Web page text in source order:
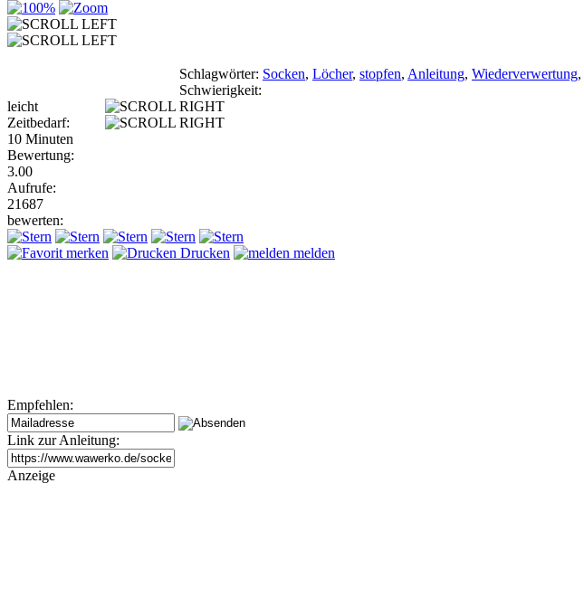
Schlagwörter: Socken, Löcher, stopfen, Anleitung, Wiederverwertung,
Schwierigkeit:
leicht
Zeitbedarf:
10 Minuten
Bewertung:
3.00
Aufrufe:
21687
bewerten:
merken Drucken melden
Empfehlen:
Link zur Anleitung:
Anzeige